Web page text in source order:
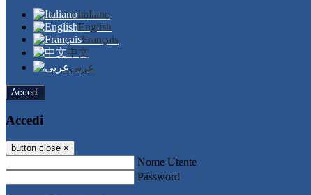
Italiano
English
Français
中文
عربى
Accedi
Accedi
button close ×
Nome Utente
Password